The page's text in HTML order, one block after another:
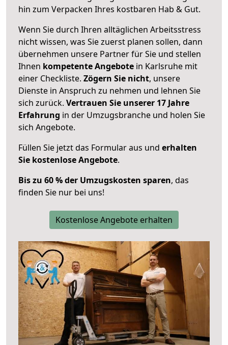
hin zum Verpacken Ihres kostbaren Hab & Gut.
Wenn Sie durch Ihren alltäglichen Arbeitsstress
nicht wissen, was Sie zuerst planen sollen, dann
übernehmen unsere Partner für Sie und stellen
Ihnen kompetente Angebote in Karlsruhe mit
einer Checkliste. Zögern Sie nicht, unsere
Dienste in Anspruch zu nehmen und lehnen Sie
sich zurück. Vertrauen Sie unserer 17 Jahre
Erfahrung in der Umzugsbranche und holen Sie
sich Angebote.
Füllen Sie jetzt das Formular aus und erhalten
Sie kostenlose Angebote.
Bis zu 60 % der Umzugskosten sparen, das
finden Sie nur bei uns!
Kostenlose Angebote erhalten